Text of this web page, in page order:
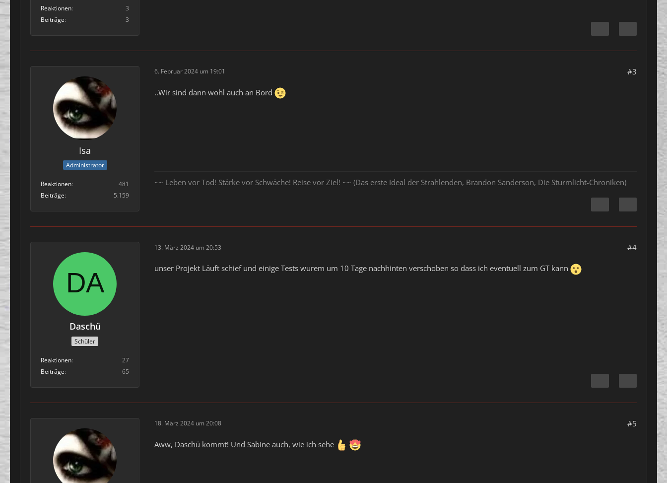
Reaktionen
3
Beiträge
3
Isa
Administrator
Reaktionen
481
Beiträge
5.159
6. Februar 2024 um 19:01 #3
..Wir sind dann wohl auch an Bord
~~ Leben vor Tod! Stärke vor Schwäche! Reise vor Ziel! ~~ (Das erste Ideal der Strahlenden, Brandon Sanderson, Die Sturmlicht-Chroniken)
Daschü
Schüler
Reaktionen
27
Beiträge
65
13. März 2024 um 20:53 #4
unser Projekt Läuft schief und einige Tests wurem um 10 Tage nachhinten verschoben so dass ich eventuell zum GT kann
18. März 2024 um 20:08 #5
Aww, Daschü kommt! Und Sabine auch, wie ich sehe